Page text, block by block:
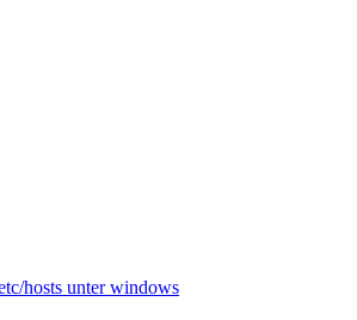
hosts unter windows